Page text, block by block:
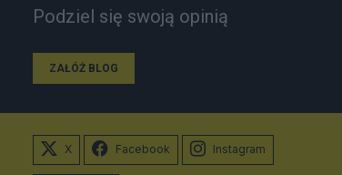
Podziel się swoją opinią
ZAŁÓŻ BLOG
X Facebook Instagram